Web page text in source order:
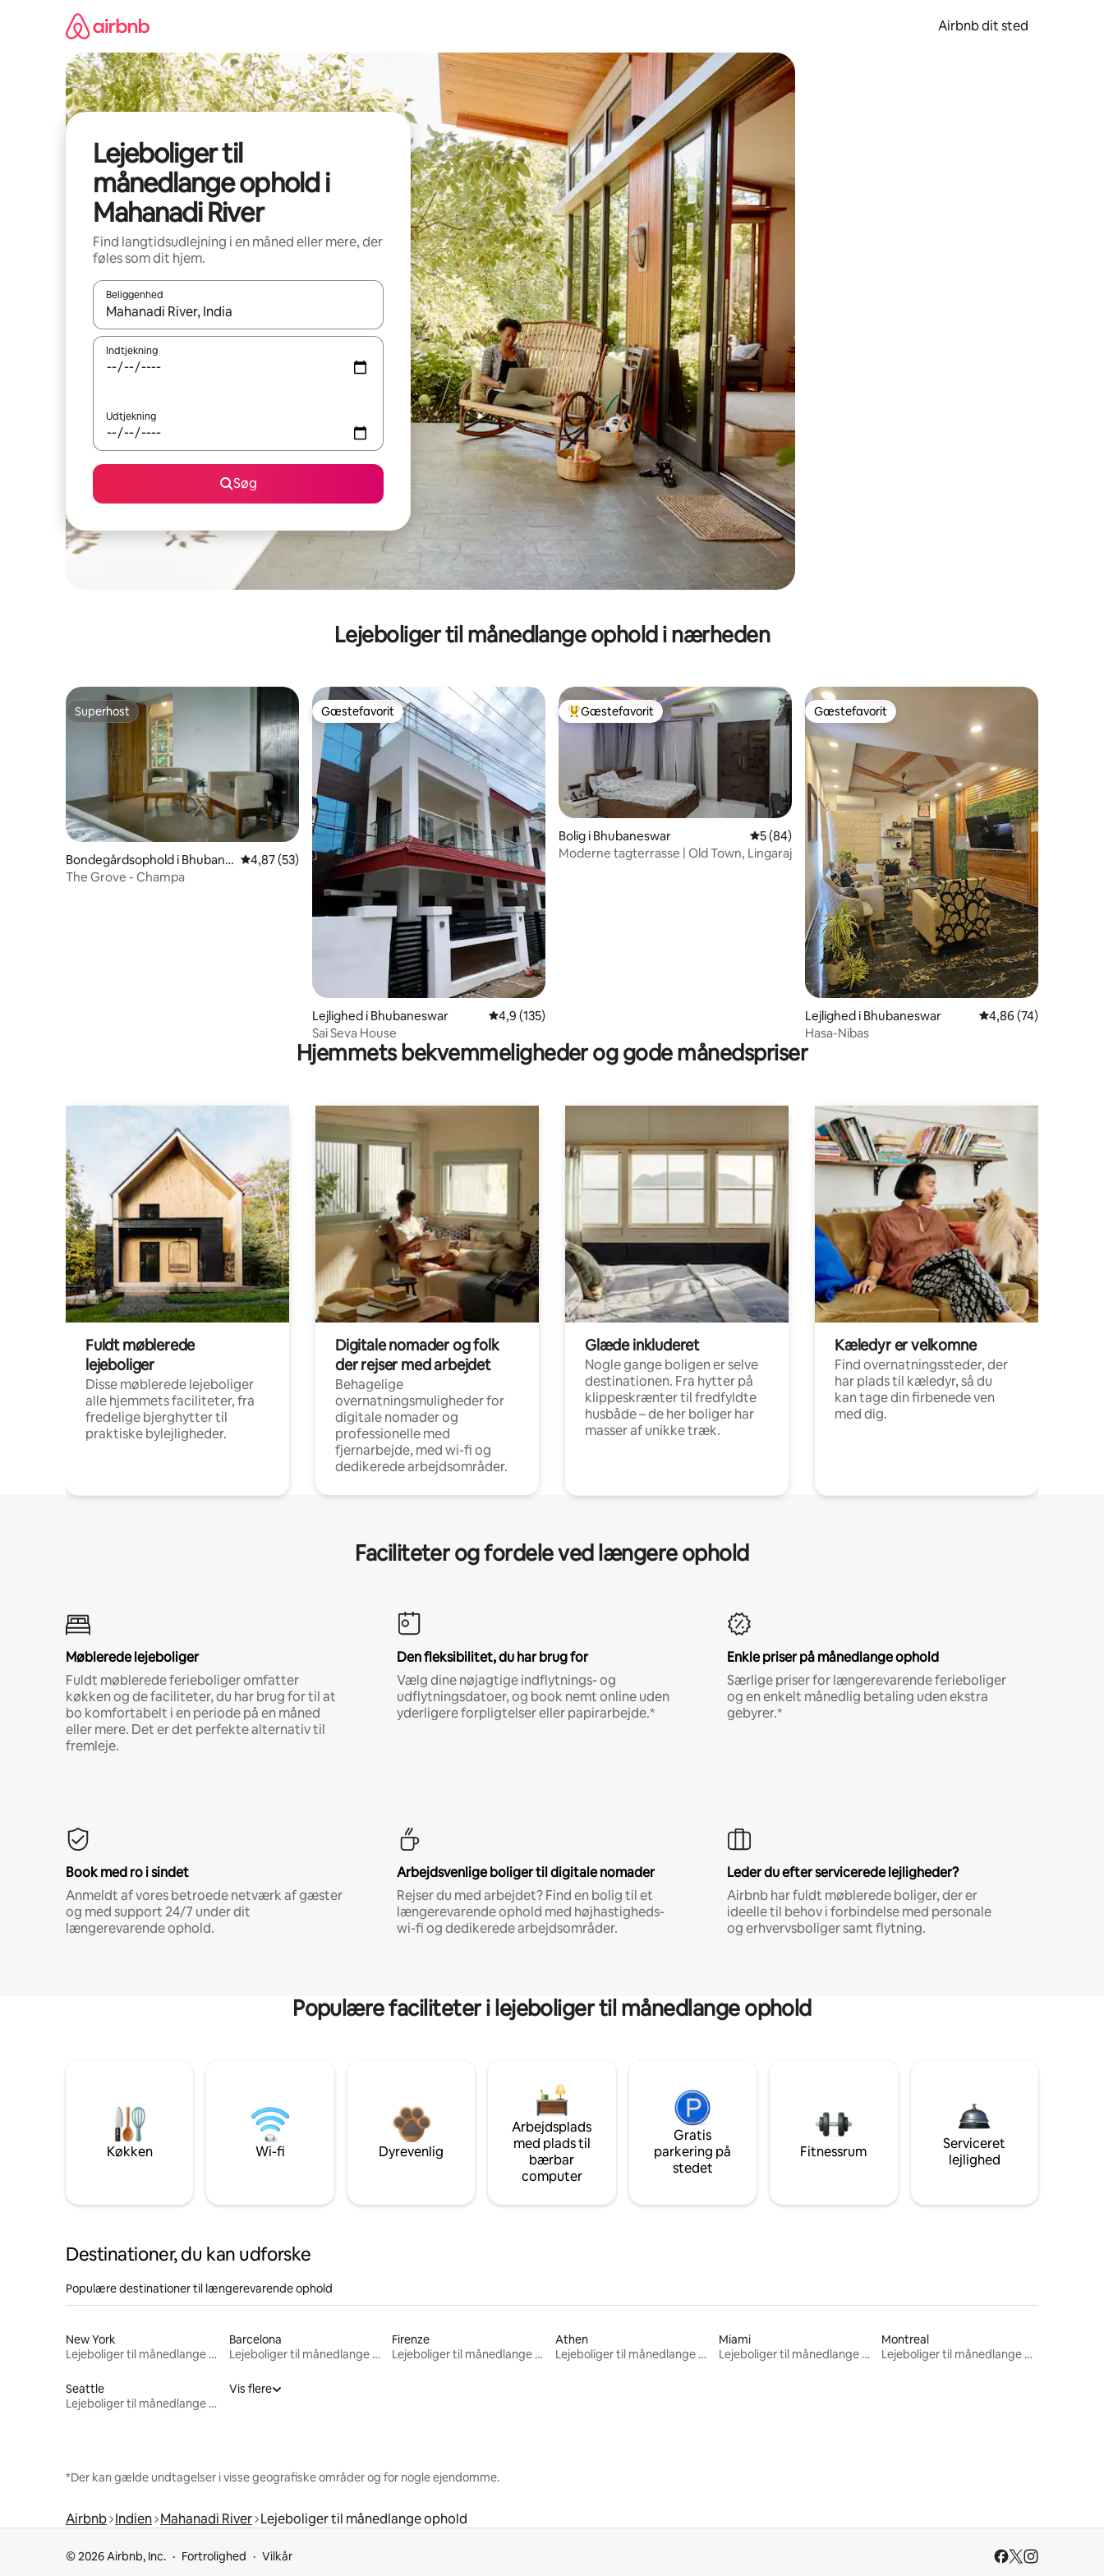
Airbnb dit sted
Lejeboliger til
månedlange ophold i
Mahanadi River
Find langtidsudlejning i en måned eller mere, der
føles som dit hjem.
Beliggenhed
Når resultaterne er tilgængelige, skal du navigere med piletasterne op og ned eller se mere ved at trykke eller stryge.
Indtjekning
Udtjekning
Søg
Lejeboliger til månedlange ophold i nærheden
Superhost
Superhost
Bondegårdsophold i Bhubane
swar
4,87 ud af 5 i gennemsnitlig bedømmelse, 53 omtaler
4,87 (53)
The Grove - Champa
Gæstefavorit
Gæstefavorit
Lejlighed i Bhubaneswar 4,9 ud af 5 i gennemsnitlig bedømmelse, 135 omtaler
4,9 (135)
Sai Seva House
Bedste gæstefavorit
Gæstefavorit
Bolig i Bhubaneswar 5 ud af 5 i gennemsnitlig bedømmelse, 84 omtaler
5 (84)
Moderne tagterrasse | Old Town, Lingaraj
Gæstefavorit
Gæstefavorit
Lejlighed i Bhubaneswar 4,86 ud af 5 i
4,86 (74)
Hasa-Nibas
Hjemmets bekvemmeligheder og gode månedspriser
Fuldt møblerede
lejeboliger
Disse møblerede lejeboliger
alle hjemmets faciliteter, fra
fredelige bjerghytter til
praktiske bylejligheder.
Digitale nomader og folk
der rejser med arbejdet
Behagelige
overnatningsmuligheder for
digitale nomader og
professionelle med
fjernarbejde, med wi-fi og
dedikerede arbejdsområder.
Glæde inkluderet
Nogle gange boligen er selve
destinationen. Fra hytter på
klippeskrænter til fredfyldte
husbåde – de her boliger har
masser af unikke træk.
Kæledyr er velkomne
Find overnatningssteder, der
har plads til kæledyr, så du
kan tage din firbenede ven
med dig.
Faciliteter og fordele ved længere ophold
Møblerede lejeboliger
Fuldt møblerede ferieboliger omfatter
køkken og de faciliteter, du har brug for til at
bo komfortabelt i en periode på en måned
eller mere. Det er det perfekte alternativ til
fremleje.
Den fleksibilitet, du har brug for
Vælg dine nøjagtige indflytnings- og
udflytningsdatoer, og book nemt online uden
yderligere forpligtelser eller papirarbejde.*
Enkle priser på månedlange ophold
Særlige priser for længerevarende ferieboliger
og en enkelt månedlig betaling uden ekstra
gebyrer.*
Book med ro i sindet
Anmeldt af vores betroede netværk af gæster
og med support 24/7 under dit
længerevarende ophold.
Arbejdsvenlige boliger til digitale nomader
Rejser du med arbejdet? Find en bolig til et
længerevarende ophold med højhastigheds-
wi-fi og dedikerede arbejdsområder.
Leder du efter servicerede lejligheder?
Airbnb har fuldt møblerede boliger, der er
ideelle til behov i forbindelse med personale
og erhvervsboliger samt flytning.
Populære faciliteter i lejeboliger til månedlange ophold
Køkken Wi-fi Dyrevenlig
Arbejdsplads
med plads til
bærbar
computer
Gratis
parkering på
stedet
Fitnessrum
Serviceret
lejlighed
Destinationer, du kan udforske
Populære destinationer til længerevarende ophold
New York
Lejeboliger til månedlange ophold
Barcelona
Lejeboliger til månedlange ophold
Firenze
Lejeboliger til månedlange ophold
Athen
Lejeboliger til månedlange ophold
Miami
Lejeboliger til månedlange ophold
Montreal
Lejeboliger til månedlange ophold
Seattle
Lejeboliger til månedlange ophold
Vis flere
*Der kan gælde undtagelser i visse geografiske områder og for nogle ejendomme.
Airbnb Indien Mahanadi River Lejeboliger til månedlange ophold
© 2026 Airbnb, Inc. Fortrolighed Vilkår